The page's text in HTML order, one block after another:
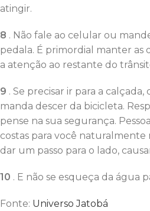
atingir.
8 . Não fale ao celular ou
pedala. É primordial manter as
a atenção ao restante do
9 . Se precisar ir para a
manda descer da bicicleta.
pense na sua segurança.
costas para você
dar um passo para o lado,
10 . E não se esqueça da água
Fonte: Universo Jatobá